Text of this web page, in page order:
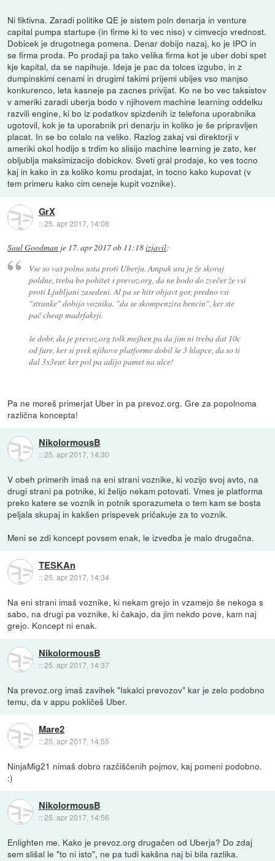
Ni fiktivna. Zaradi politike QE je sistem poln denarja in venture
capital pumpa startupe (in firme ki to vec niso) v cimvecjo vrednost.
Dobicek je drugotnega pomena. Denar dobijo nazaj, ko je IPO in
se firma proda. Po prodaji pa tako velika firma kot je uber dobi spet
kje kapital, da se napihuje. Ideja je pac da tolces izgubo, in z
dumpinskimi cenami in drugimi takimi prijemi ubijes vso manjso
konkurenco, leta kasneje pa zacnes privijat. Ko ne bo vec taksistov
v ameriki zaradi uberja bodo v njihovem machine learning oddelku
razvili engine, ki bo iz podatkov spizdenih iz telefona uporabnika
ugotovil, kok je ta uporabnik pri denarju in koliko je še pripravljen
placat. In se bo colalo na veliko. Razlog zakaj vsi direktorji v
ameriki okol hodijo s trdim ko slisijo machine learning je zato, ker
obljublja maksimizacijo dobickov. Sveti gral prodaje, ko ves tocno
kaj in kako in za koliko komu prodajat, in tocno kako kupovat (v
tem primeru kako cim ceneje kupit voznike).
GrX
::25. apr 2017, 14:08
Saul Goodman je 17. apr 2017 ob 11:18izjavil:
Vse so vas polna usta proti Uberju. Ampak ura je že skoraj
poldne, treba bo pohitet s prevoz.org, da ne bodo do zvečer že vsi
proti Ljubljani zasedeni. Al pa se hitr objavt gor, predno vsi
"stranke" dobijo voznika. "da se skompenzira bencin", ker ste
pač cheap madrfakrji.
še dobr, da je prevoz.org tolk mejhen pa da jim ni treba dat 10c
od fure, ker si prek njihove platforme dobil še 3 hlapce, da so ti
dal 3x3eur. ker pol pa adijo pamet na ulce!
Pa ne moreš primerjat Uber in pa prevoz.org. Gre za popolnoma
različna koncepta!
NikolormousB
::25. apr 2017, 14:30
V obeh primerih imaš na eni strani voznike, ki vozijo svoj avto, na
drugi strani pa potnike, ki želijo nekam potovati. Vmes je platforma
preko katere se voznik in potnik sporazumeta o tem kam se bosta
peljala skupaj in kakšen prispevek pričakuje za to voznik.
Meni se zdi koncept povsem enak, le izvedba je malo drugačna.
TESKAn
::25. apr 2017, 14:34
Na eni strani imaš voznike, ki nekam grejo in vzamejo še nekoga s
sabo, na drugi pa voznike, ki čakajo, da jim nekdo pove, kam naj
grejo. Koncept ni enak.
NikolormousB
::25. apr 2017, 14:37
Na prevoz.org imaš zavihek "Iskalci prevozov" kar je zelo podobno
temu, da v appu pokličeš Uber.
Mare2
::25. apr 2017, 14:55
NinjaMig21 nimaš dobro razčiščenih pojmov, kaj pomeni podobno.
:)
NikolormousB
::25. apr 2017, 14:56
Enlighten me. Kako je prevoz.org drugačen od Uberja? Do zdaj
sem slišal le "to ni isto", ne pa tudi kakšna naj bi bila razlika.